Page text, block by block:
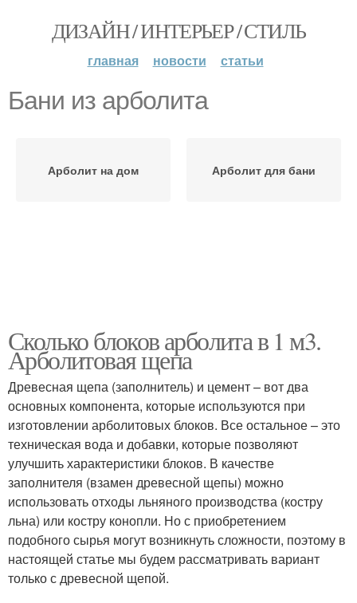
ДИЗАЙН / ИНТЕРЬЕР / СТИЛЬ
главная новости статьи
Бани из арболита
Арболит на дом Арболит для бани
Сколько блоков арболита в 1 м3.
Арболитовая щепа
Древесная щепа (заполнитель) и цемент – вот два
основных компонента, которые используются при
изготовлении арболитовых блоков. Все остальное – это
техническая вода и добавки, которые позволяют
улучшить характеристики блоков. В качестве
заполнителя (взамен древесной щепы) можно
использовать отходы льняного производства (костру
льна) или костру конопли. Но с приобретением
подобного сырья могут возникнуть сложности, поэтому в
настоящей статье мы будем рассматривать вариант
только с древесной щепой.